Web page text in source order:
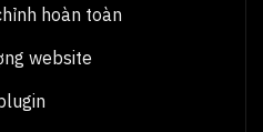
hoàn toàn
website